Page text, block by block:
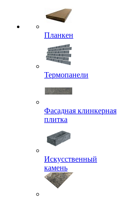
Планкен
Термопанели
Фасадная клинкерная
плитка
Искусственный
камень